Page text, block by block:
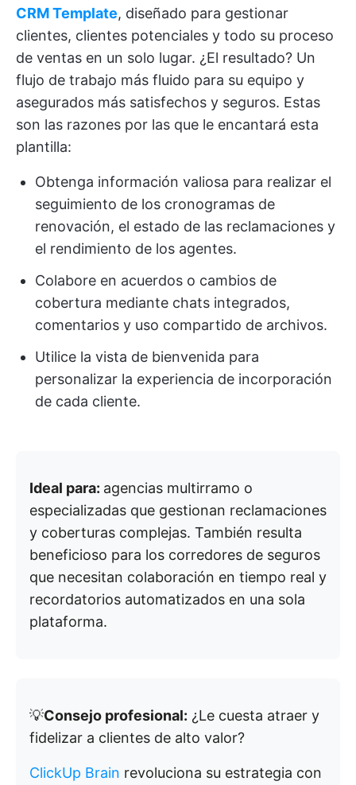
CRM Template, diseñado para gestionar
clientes, clientes potenciales y todo su proceso
de ventas en un solo lugar. ¿El resultado? Un
flujo de trabajo más fluido para su equipo y
asegurados más satisfechos y seguros. Estas
son las razones por las que le encantará esta
plantilla:
Obtenga información valiosa para realizar el
seguimiento de los cronogramas de
renovación, el estado de las reclamaciones y
el rendimiento de los agentes.
Colabore en acuerdos o cambios de
cobertura mediante chats integrados,
comentarios y uso compartido de archivos.
Utilice la vista de bienvenida para
personalizar la experiencia de incorporación
de cada cliente.
Ideal para: agencias multirramo o
especializadas que gestionan reclamaciones
y coberturas complejas. También resulta
beneficioso para los corredores de seguros
que necesitan colaboración en tiempo real y
recordatorios automatizados en una sola
plataforma.
💡Consejo profesional: ¿Le cuesta atraer y
fidelizar a clientes de alto valor?
ClickUp Brain revoluciona su estrategia con